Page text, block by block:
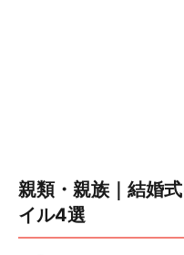
親類・親族｜結婚
イル4選